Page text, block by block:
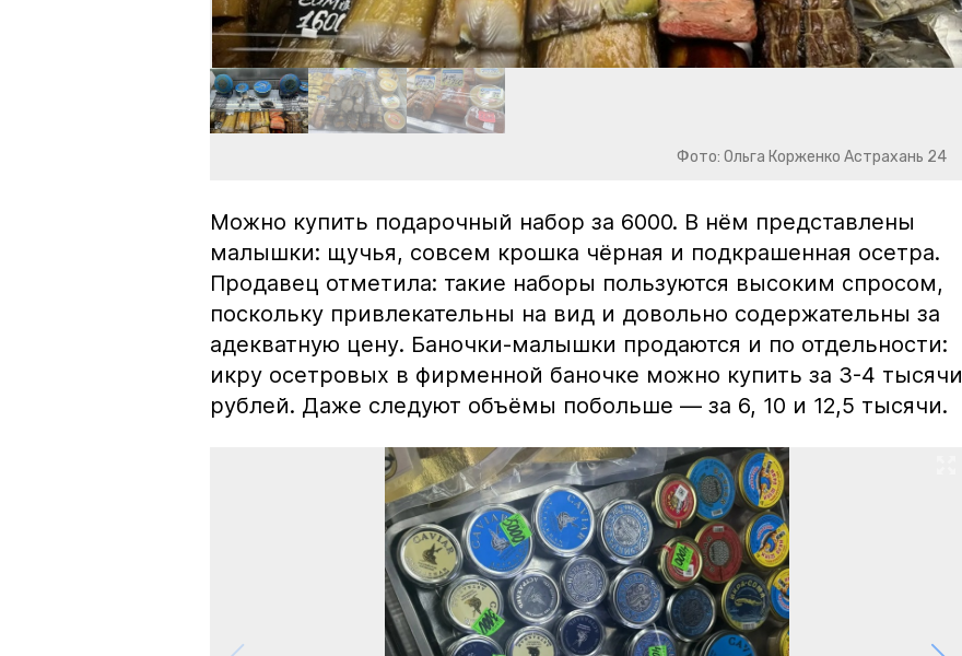
Фото: Ольга Корженко Астрахань 24
Можно купить подарочный набор за 6000. В нём представлены
малышки: щучья, совсем крошка чёрная и подкрашенная осетра.
Продавец отметила: такие наборы пользуются высоким спросом,
поскольку привлекательны на вид и довольно содержательны за
адекватную цену. Баночки-малышки продаются и по отдельности:
икру осетровых в фирменной баночке можно купить за 3-4 тысячи
рублей. Даже следуют объёмы побольше — за 6, 10 и 12,5 тысячи.